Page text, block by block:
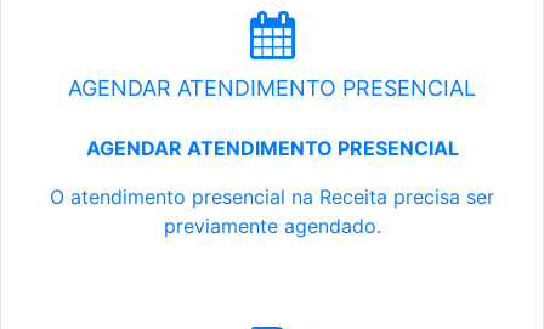
AGENDAR ATENDIMENTO PRESENCIAL
AGENDAR ATENDIMENTO PRESENCIAL
O atendimento presencial na Receita precisa ser
previamente agendado.